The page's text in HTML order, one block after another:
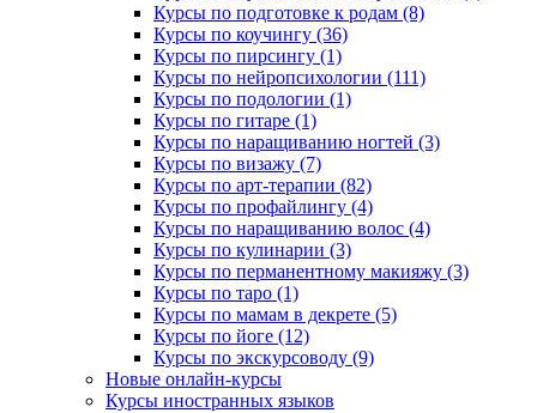
Курсы по подготовке к родам (8)
Курсы по коучингу (36)
Курсы по пирсингу (1)
Курсы по нейропсихологии (111)
Курсы по подологии (1)
Курсы по гитаре (1)
Курсы по наращиванию ногтей (3)
Курсы по визажу (7)
Курсы по арт-терапии (82)
Курсы по профайлингу (4)
Курсы по наращиванию волос (4)
Курсы по кулинарии (3)
Курсы по перманентному макияжу (3)
Курсы по таро (1)
Курсы по мамам в декрете (5)
Курсы по йоге (12)
Курсы по экскурсоводу (9)
Новые онлайн‑курсы
Курсы иностранных языков